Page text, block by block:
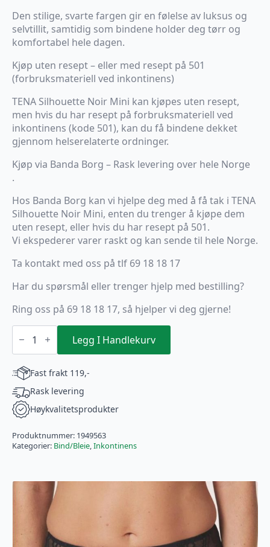
Den stilige, svarte fargen gir en følelse av luksus og
selvtillit, samtidig som bindene holder deg tørr og
komfortabel hele dagen.
Kjøp uten resept – eller med resept på 501
(forbruksmateriell ved inkontinens)
TENA Silhouette Noir Mini kan kjøpes uten resept,
men hvis du har resept på forbruksmateriell ved
inkontinens (kode 501), kan du få bindene dekket
gjennom helserelaterte ordninger.
Kjøp via Banda Borg – Rask levering over hele Norge
.
Hos Banda Borg kan vi hjelpe deg med å få tak i TENA
Silhouette Noir Mini, enten du trenger å kjøpe dem
uten resept, eller hvis du har resept på 501.
Vi ekspederer varer raskt og kan sende til hele Norge.
Ta kontakt med oss på tlf 69 18 18 17
Har du spørsmål eller trenger hjelp med bestilling?
Ring oss på 69 18 18 17, så hjelper vi deg gjerne!
TENA
Silhouette
Sort
antall
Legg I Handlekurv
Fast frakt 119,-
Rask levering
Høykvalitetsprodukter
Produktnummer: 1949563
Kategorier: Bind/Bleie,Inkontinens